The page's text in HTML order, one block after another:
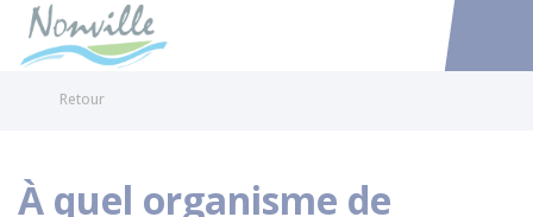
Accéder
Retour
À quel organisme de